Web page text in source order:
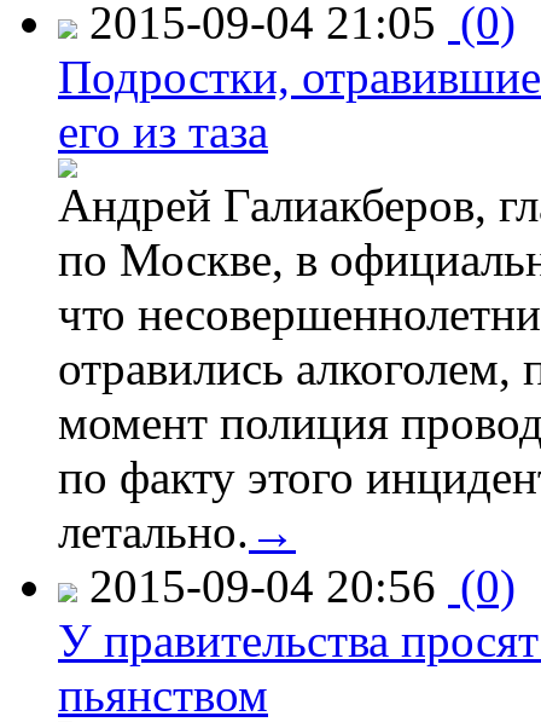
2015-09-04 21:05 (0)
Подростки,
его из таза
Андрей Галиакберов,
по Москве, в
что
отравились
момент полиция
по факту этого
летально. →
2015-09-04 20:56 (0)
У правительства
пьянством